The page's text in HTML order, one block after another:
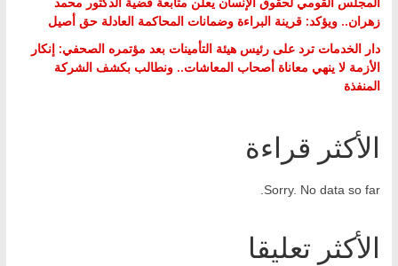
زهران.. ويؤكد: قرينة البراءة وضمانات المحاكمة العادلة حق أصيل
دار الخدمات ترد على رئيس هيئة التأمينات بعد مؤتمره الصحفي: إنكار
الأزمة لا ينهي معاناة أصحاب المعاشات.. ونطالب بكشف الشركة
المنفذة
الأكثر قراءة
Sorry. No data so far.
الأكثر تعليقا